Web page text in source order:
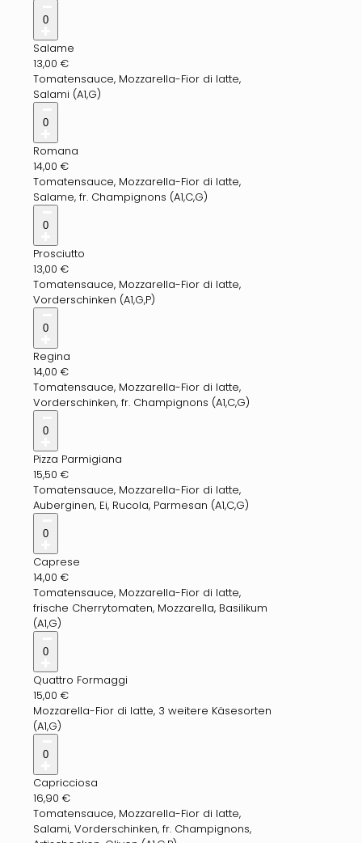
0
Salame
13,00 €
Tomatensauce, Mozzarella-Fior di latte,
Salami (A1,G)
0
Romana
14,00 €
Tomatensauce, Mozzarella-Fior di latte,
Salame, fr. Champignons (A1,C,G)
0
Prosciutto
13,00 €
Tomatensauce, Mozzarella-Fior di latte,
Vorderschinken (A1,G,P)
0
Regina
14,00 €
Tomatensauce, Mozzarella-Fior di latte,
Vorderschinken, fr. Champignons (A1,C,G)
0
Pizza Parmigiana
15,50 €
Tomatensauce, Mozzarella-Fior di latte,
Auberginen, Ei, Rucola, Parmesan (A1,C,G)
0
Caprese
14,00 €
Tomatensauce, Mozzarella-Fior di latte,
frische Cherrytomaten, Mozzarella, Basilikum
(A1,G)
0
Quattro Formaggi
15,00 €
Mozzarella-Fior di latte, 3 weitere Käsesorten
(A1,G)
0
Capricciosa
16,90 €
Tomatensauce, Mozzarella-Fior di latte,
Salami, Vorderschinken, fr. Champignons,